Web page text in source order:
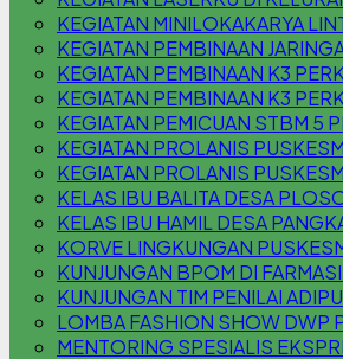
KEGIATAN MINILOKAKARYA
KEGIATAN PEMBINAAN
KEGIATAN PEMBINAAN K3
KEGIATAN PEMBINAAN K3
KEGIATAN PEMICUAN STBM 5
KEGIATAN PROLANIS
KEGIATAN PROLANIS
KELAS IBU BALITA DESA
KELAS IBU HAMIL DESA
KORVE LINGKUNGAN
KUNJUNGAN BPOM DI
KUNJUNGAN TIM PENILAI
LOMBA FASHION SHOW DWP
MENTORING SPESIALIS